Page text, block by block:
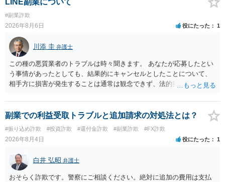
#副業詐欺
2026年8月6日 役にたった 1
川添 圭 弁護士
この種の悪質業者のトラブルは時々聞きます。 あなたが応募したとい
う事情があったとしても、結果的にキャンセルとしたことについて、
相手方に損害が発生することは通常は観念できず、法的措置を採って
ず、最寄りの消費生活センターへ相談し、連絡を無視してよいかどう
かのアドバイスを受けられることをお勧めします。しつこいようであ
れば、弁護士へ依頼して警告してもらうことも必要になるかもしれま
せん。
副業での利益受取トラブルと追加請求の対処法とは？
#振り込め詐欺 #投資詐欺 #還付金詐欺 #副業詐欺 #FX詐欺
2026年8月4日 役にたった 1
白井 弘昭 弁護士
おそらく詐欺です。警察にご相談ください。絶対に追加の費用は支払